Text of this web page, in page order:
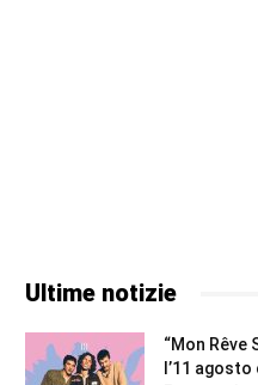
Ultime notizie
“Mon Rêve
l’11